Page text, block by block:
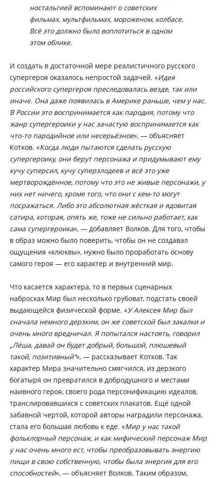
ностальгией вспоминают о советских
фильмах, мультфильмах, мороженом, колбасе.
Всё это должно было воплотиться в одном
этом облике.
И создать в достаточной мере реалистичного русского
супергероя оказалось непростой задачей. «Идея
российского супергероя преследовалась везде, так или
иначе. Она даже появилась в Америке раньше, чем у нас.
В России это воспринимается как пародия, потому что
жанр супергероики у нас зачастую воспринимается как
что-то пародийное или несерьёзное», — объясняет
Котков. «Когда люди пытаются сделать русскую
супергероику, они берут персонажа и придумывают ему
кучу суперсил, кучу суперзлодеев и всё это уже
мертворождённое, потому что это не живые персонажи, у
них нет ничего, кроме того, что они с кем-то могут
посражаться. Либо это абсолютная жёсткая и ядовитая
сатира, которая, опять же, тоже не сильно работает, как
сама супергероика», — добавляет Волков. Для того, чтобы
в образ можно было поверить, чтобы он не создавал
ощущения «клюквы», нужно было проработать основу
самого героя — его характер и внутренний мир.
Что касается характера, то в первых сценарных
набросках Мир был несколько грубоват, подстать своей
выдающейся физической форме. «У Алексея Мир был
сначала немного дерзким, он же советской был закалки и
очень много вредничал. Я попытался настоять, говорил
„Лёша, давай он будет добрый, большой, плюшевый
такой, позитивный“», — рассказывает Котков. Так
характер Мира значительно смягчился, из дерзкого
богатыря он превратился в добродушного и местами
наивного героя, своего рода персонификацию идеалов,
транслировавшихся с советских плакатов. Ещё одной
забавной чертой, которой авторы наградили персонажа,
стала его большая любовь к еде. «Мир у нас такой
фольклорный персонаж, и как мифический персонаж Мир
у нас очень много ест, чтобы преобразовывать энергию
пищи в свою собственную, чтобы была энергия для его
способностей», — объясняет Волков. Таким образом,